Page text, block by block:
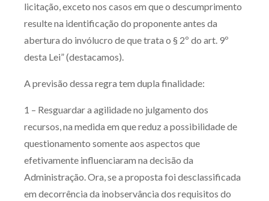
Av. Sete de Setembro, 4698
Batel Curitiba/PR
Telefone (41) 2109-8666
licitação, exceto nos casos em que o descumprimento
resulte na identificação do proponente antes da
abertura do invólucro de que trata o § 2º do art. 9º
desta Lei” (destacamos).
A previsão dessa regra tem dupla finalidade:
1 – Resguardar a agilidade no julgamento dos
recursos, na medida em que reduz a possibilidade de
questionamento somente aos aspectos que
efetivamente influenciaram na decisão da
Administração. Ora, se a proposta foi desclassificada
em decorrência da inobservância dos requisitos do